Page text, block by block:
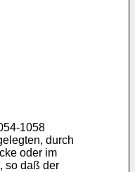
1058
durch
oder im
so daß der